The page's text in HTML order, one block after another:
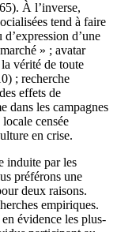
À l’inverse,
tend à faire
d’une
» ; avatar
vérité de toute
; recherche
effets de
dans les campagnes
censée
en crise.
induite par les
préférons une
deux raisons.
empiriques.
évidence les plus-